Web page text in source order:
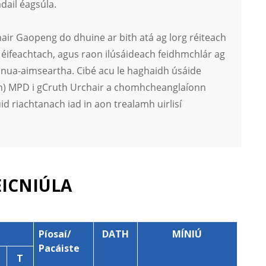
éagsúla.
Gaopeng do dhuine ar bith atá ag lorg réiteach
agus raon ilúsáideach feidhmchlár ag
aimseartha. Cibé acu le haghaidh úsáide
MPD i gCruth Urchair a chomhcheanglaíonn
riachtanach iad in aon trealamh uirlisí
Píosaí/
Pacáiste
DATH
MÍNIÚ
T